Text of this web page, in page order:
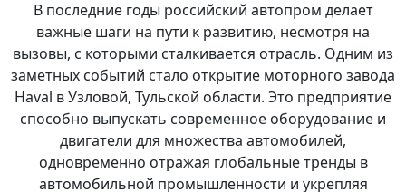
В последние годы российский автопром делает
важные шаги на пути к развитию, несмотря на
вызовы, с которыми сталкивается отрасль. Одним из
заметных событий стало открытие моторного завода
Haval в Узловой, Тульской области. Это предприятие
способно выпускать современное оборудование и
двигатели для множества автомобилей,
одновременно отражая глобальные тренды в
автомобильной промышленности и укрепляя